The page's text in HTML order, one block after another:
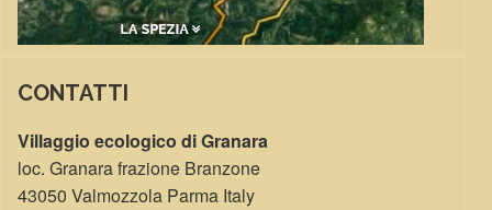
CONTATTI
Villaggio ecologico di Granara
loc. Granara frazione Branzone
43050 Valmozzola Parma Italy